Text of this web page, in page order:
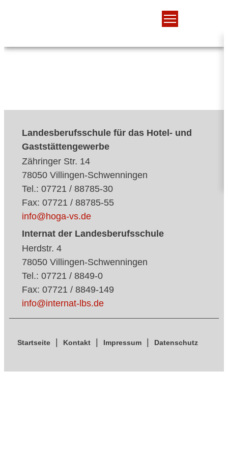
Landesberufsschule für das Hotel- und
Gaststättengewerbe
Zähringer Str. 14
78050 Villingen-Schwenningen
Tel.: 07721 / 88785-30
Fax: 07721 / 88785-55
info@hoga-vs.de
Internat der Landesberufsschule
Herdstr. 4
78050 Villingen-Schwenningen
Tel.: 07721 / 8849-0
Fax: 07721 / 8849-149
info@internat-lbs.de
Startseite Kontakt Impressum Datenschutz